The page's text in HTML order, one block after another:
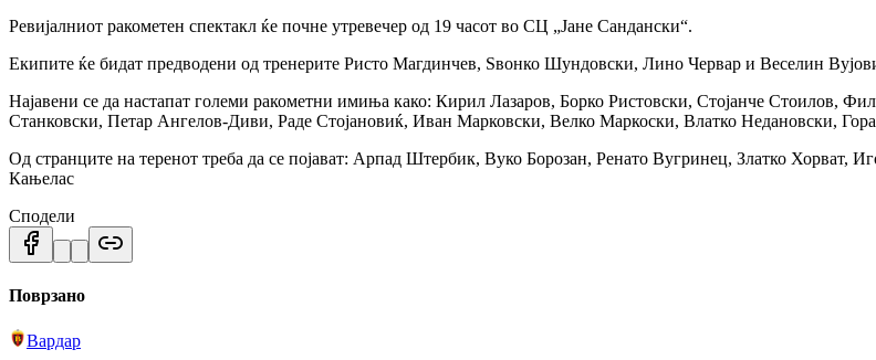
Ревијалниот ракометен спектакл ќе почне утревечер од 19 часот во СЦ „Јане Сандански“.
Екипите ќе бидат предводени од тренерите Ристо Магдинчев, Ѕвонко Шундовски, Лино Червар и Веселин
Најавени се да настапат големи ракометни имиња како: Кирил Лазаров, Борко Ристовски, Стојанче Стоилов,
Станковски, Петар Ангелов-Диви, Раде Стојановиќ, Иван Марковски, Велко Маркоски, Влатко Недановски,
Од странците на теренот треба да се појават: Арпад Штербик, Вуко Борозан, Ренато Вугринец, Златко
Кањелас
Сподели
Поврзано
Вардар